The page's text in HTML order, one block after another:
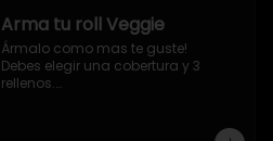
Arma tu roll Veggie
Ármalo como mas te guste!
Debes elegir una cobertura y 3
rellenos.